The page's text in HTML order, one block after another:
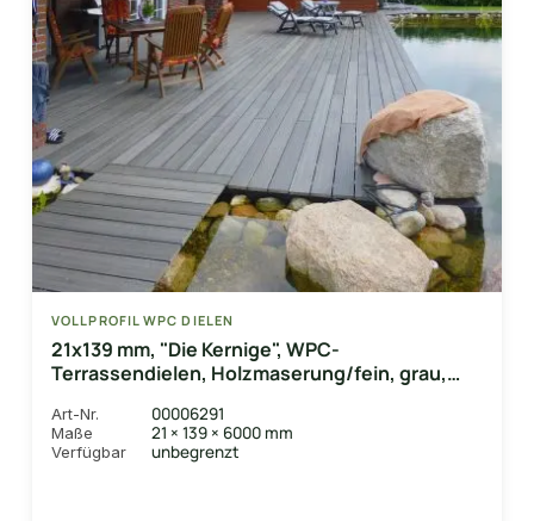
VOLLPROFIL WPC DIELEN
21x139 mm, "Die Kernige", WPC-
Terrassendielen, Holzmaserung/fein, grau,
Art-Nr. 00006291
Maße 21 × 139 × 6000 mm
Verfügbar unbegrenzt